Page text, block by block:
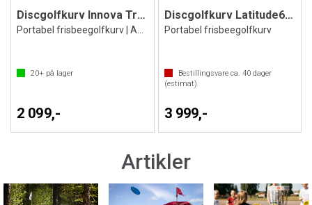
Discgolfkurv Innova Traveler
20+ på lager
2 099,-
Discgolfkurv Latitude64 Probasket Go
Portabel frisbeegolfkurv
Bestillingsvare ca. 40dager
(estimat)
3 999,-
Artikler